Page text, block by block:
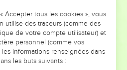
L’ÉVÉNEMENT
!
VOUS ÉVITER LES
VOTRES ?
Accepter tous les cookies », vous
utilise des traceurs (comme des
de votre compte utilisateur) et
personnel (comme vos
informations renseignées dans
les buts suivants :